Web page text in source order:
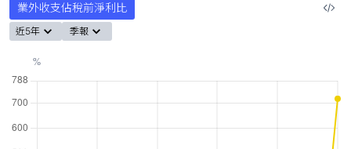
業外收支佔稅前淨利比
近5年 季報